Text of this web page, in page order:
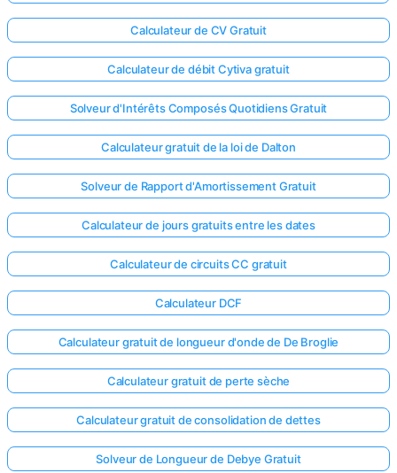
Calculateur de CV Gratuit
Calculateur de débit Cytiva gratuit
Solveur d'Intérêts Composés Quotidiens Gratuit
Calculateur gratuit de la loi de Dalton
Solveur de Rapport d'Amortissement Gratuit
Calculateur de jours gratuits entre les dates
Calculateur de circuits CC gratuit
Calculateur DCF
Calculateur gratuit de longueur d'onde de De Broglie
Calculateur gratuit de perte sèche
Calculateur gratuit de consolidation de dettes
Solveur de Longueur de Debye Gratuit